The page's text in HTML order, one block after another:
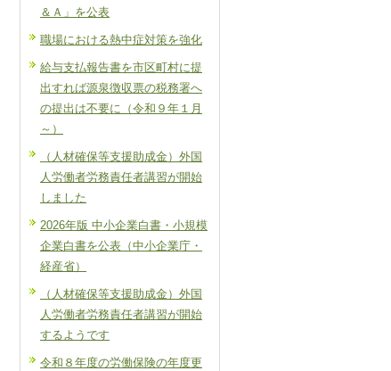
＆Ａ」を公表
職場における熱中症対策を強化
給与支払報告書を市区町村に提
出すれば源泉徴収票の税務署へ
の提出は不要に（令和９年１月
～）
（人材確保等支援助成金）外国
人労働者労務責任者講習が開始
しました
2026年版 中小企業白書・小規模
企業白書を公表（中小企業庁・
経産省）
（人材確保等支援助成金）外国
人労働者労務責任者講習が開始
するようです
令和８年度の労働保険の年度更